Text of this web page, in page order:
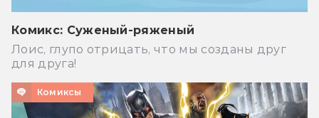
Комикс: Суженый-ряженый
Лоис, глупо отрицать, что мы созданы друг
для друга!
Комиксы